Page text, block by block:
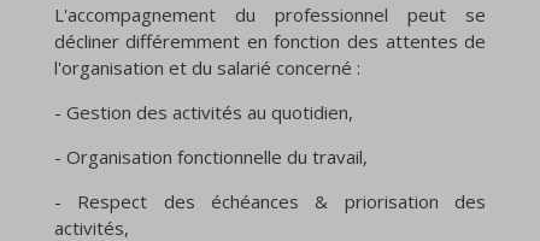
L'accompagnement du professionnel peut se
décliner différemment en fonction des attentes de
l'organisation et du salarié concerné :
- Gestion des activités au quotidien,
- Organisation fonctionnelle du travail,
- Respect des échéances & priorisation des
activités,